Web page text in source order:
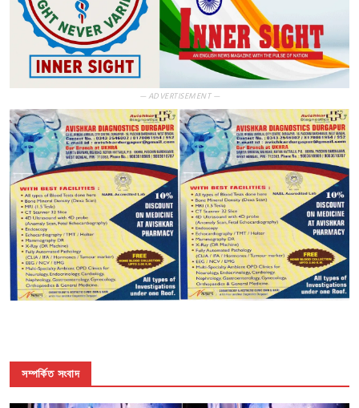
— ADVERTISEMENT —
সম্পর্কিত সংবাদ